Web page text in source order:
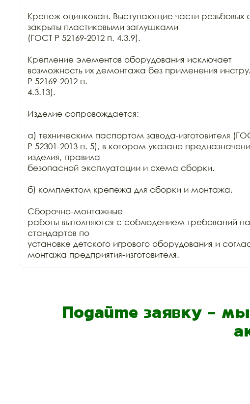
Крепеж оцинкован. Выступающие части резьбовых
закрыты пластиковыми заглушками
(ГОСТ Р 52169-2012 п. 4.3.9).
Крепление элементов оборудования исключает
возможность их демонтажа без применения
Р 52169-2012 п.
4.3.13).
Изделие сопровождается:
а) техническим паспортом завода-изготовителя
Р 52301-2013 п. 5), в котором указано
изделия, правила
безопасной эксплуатации и схема сборки.
б) комплектом крепежа для сборки и монтажа.
Сборочно-монтажные
работы выполняются с соблюдением требований
стандартов по
установке детского игрового оборудования и
монтажа предприятия-изготовителя.
Подайте заявку -